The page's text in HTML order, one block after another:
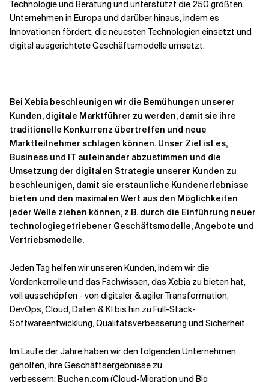
Technologie und Beratung und unterstützt die 250 größten
Unternehmen in Europa und darüber hinaus, indem es
Innovationen fördert, die neuesten Technologien einsetzt und
digital ausgerichtete Geschäftsmodelle umsetzt.
Bei Xebia beschleunigen wir die Bemühungen unserer
Kunden, digitale Marktführer zu werden, damit sie ihre
traditionelle Konkurrenz übertreffen und neue
Marktteilnehmer schlagen können. Unser Ziel ist es,
Business und IT aufeinander abzustimmen und die
Umsetzung der digitalen Strategie unserer Kunden zu
beschleunigen, damit sie erstaunliche Kundenerlebnisse
bieten und den maximalen Wert aus den Möglichkeiten
jeder Welle ziehen können, z.B. durch die Einführung neuer
technologiegetriebener Geschäftsmodelle, Angebote und
Vertriebsmodelle.
Jeden Tag helfen wir unseren Kunden, indem wir die
Vordenkerrolle und das Fachwissen, das Xebia zu bieten hat,
voll ausschöpfen - von digitaler & agiler Transformation,
DevOps, Cloud, Daten & KI bis hin zu Full-Stack-
Softwareentwicklung, Qualitätsverbesserung und Sicherheit.
Im Laufe der Jahre haben wir den folgenden Unternehmen
geholfen, ihre Geschäftsergebnisse zu
verbessern: Buchen.com(Cloud-Migration und Big